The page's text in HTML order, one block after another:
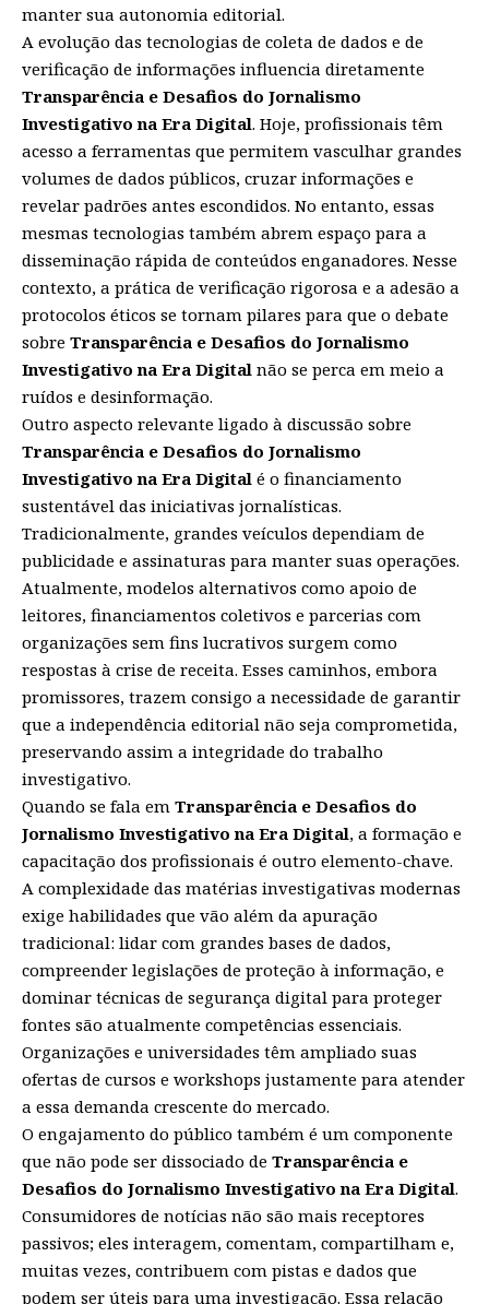
manter sua autonomia editorial.
A evolução das tecnologias de coleta de dados e de
verificação de informações influencia diretamente
Transparência e Desafios do Jornalismo
Investigativo na Era Digital. Hoje, profissionais têm
acesso a ferramentas que permitem vasculhar grandes
volumes de dados públicos, cruzar informações e
revelar padrões antes escondidos. No entanto, essas
mesmas tecnologias também abrem espaço para a
disseminação rápida de conteúdos enganadores. Nesse
contexto, a prática de verificação rigorosa e a adesão a
protocolos éticos se tornam pilares para que o debate
sobre Transparência e Desafios do Jornalismo
Investigativo na Era Digital não se perca em meio a
ruídos e desinformação.
Outro aspecto relevante ligado à discussão sobre
Transparência e Desafios do Jornalismo
Investigativo na Era Digital é o financiamento
sustentável das iniciativas jornalísticas.
Tradicionalmente, grandes veículos dependiam de
publicidade e assinaturas para manter suas operações.
Atualmente, modelos alternativos como apoio de
leitores, financiamentos coletivos e parcerias com
organizações sem fins lucrativos surgem como
respostas à crise de receita. Esses caminhos, embora
promissores, trazem consigo a necessidade de garantir
que a independência editorial não seja comprometida,
preservando assim a integridade do trabalho
investigativo.
Quando se fala em Transparência e Desafios do
Jornalismo Investigativo na Era Digital, a formação e
capacitação dos profissionais é outro elemento-chave.
A complexidade das matérias investigativas modernas
exige habilidades que vão além da apuração
tradicional: lidar com grandes bases de dados,
compreender legislações de proteção à informação, e
dominar técnicas de segurança digital para proteger
fontes são atualmente competências essenciais.
Organizações e universidades têm ampliado suas
ofertas de cursos e workshops justamente para atender
a essa demanda crescente do mercado.
O engajamento do público também é um componente
que não pode ser dissociado de Transparência e
Desafios do Jornalismo Investigativo na Era Digital.
Consumidores de notícias não são mais receptores
passivos; eles interagem, comentam, compartilham e,
muitas vezes, contribuem com pistas e dados que
podem ser úteis para uma investigação. Essa relação